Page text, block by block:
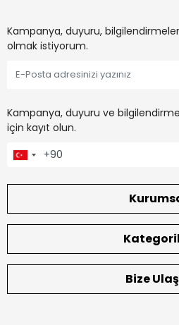
Kampanya, duyuru,
olmak istiyorum.
Kampanya, duyuru ve
için kayıt olun.
Bize